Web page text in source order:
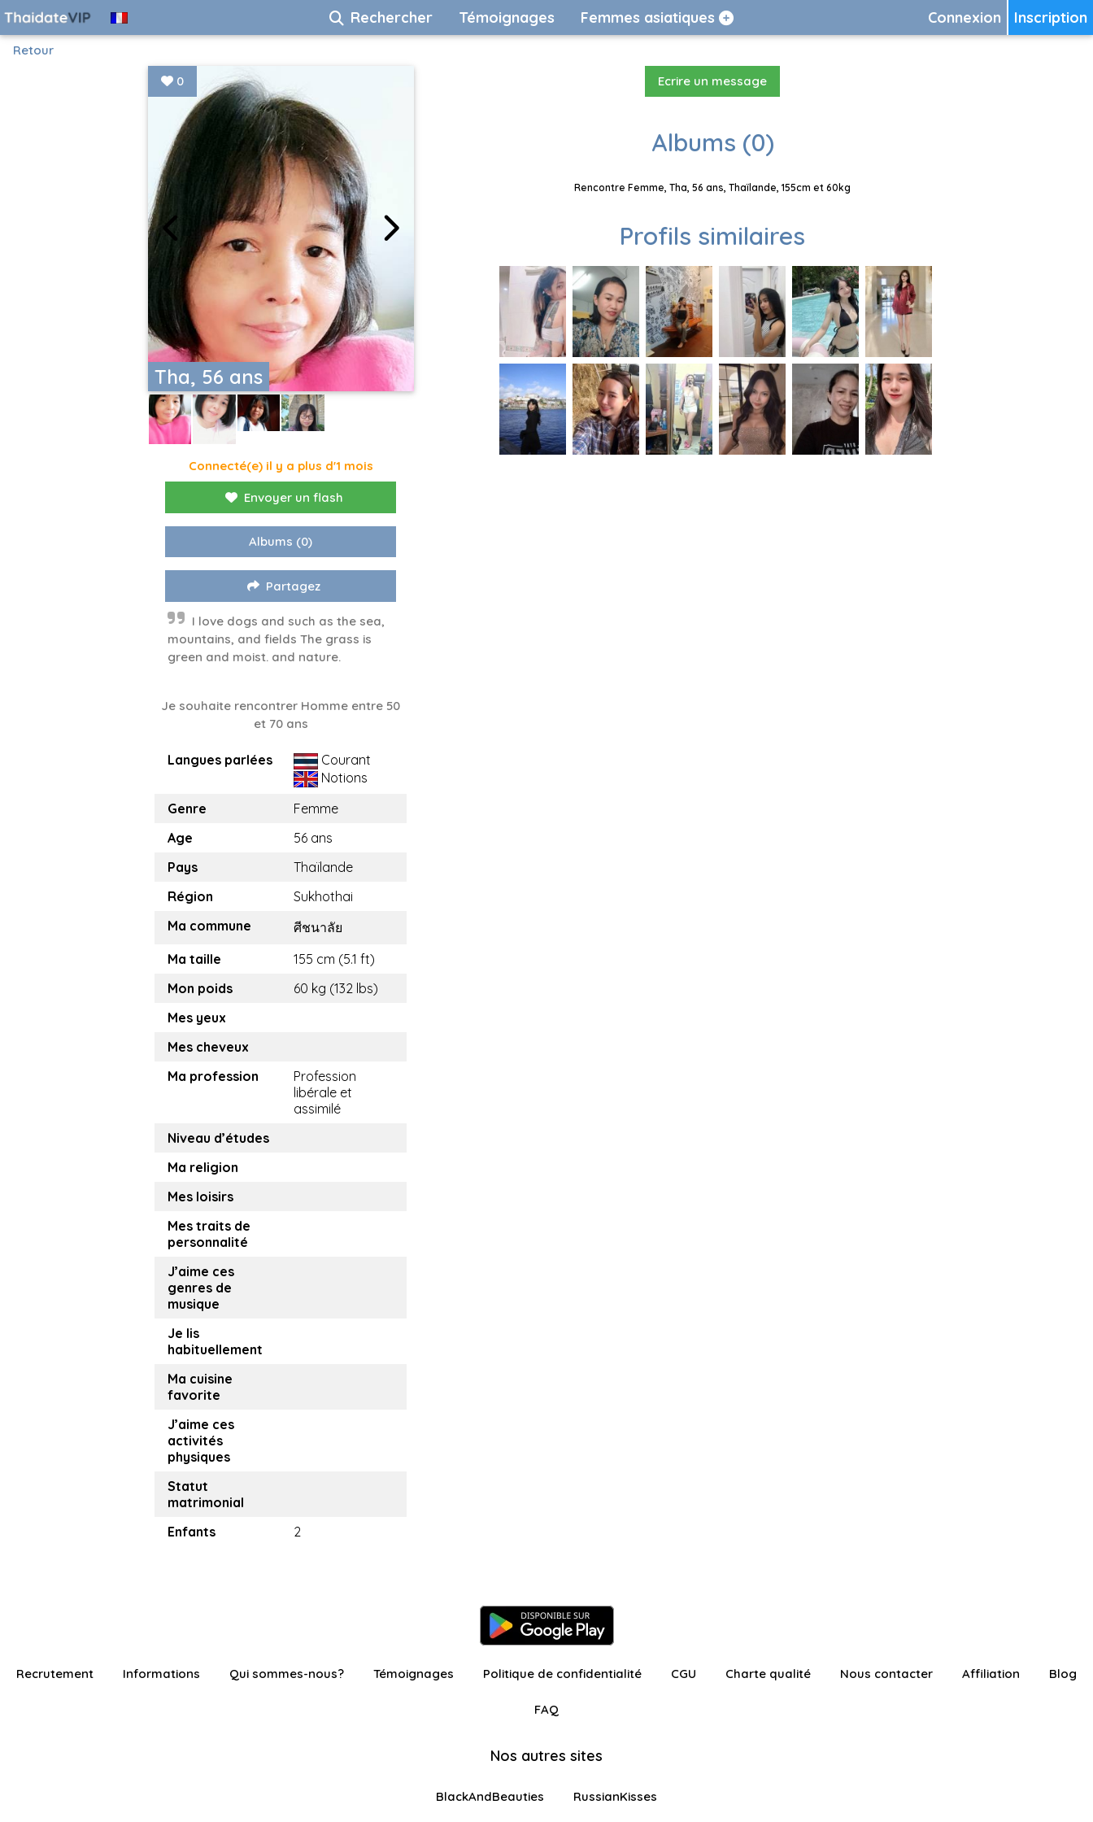
Inscription
Connexion
Rechercher Témoignages Femmes asiatiques
Retour
Tha, 56 ans
0
Connecté(e) il y a plus d'1 mois
Envoyer un flash
Albums (0)
Partagez
I love dogs and such as the sea,
mountains, and fields The grass is
green and moist. and nature.
Je souhaite rencontrer Homme entre 50
et 70 ans
Langues parlées
Courant
Notions
Genre
Femme
Age
56 ans
Pays
Thaïlande
Région
Sukhothai
Ma commune
ศีชนาลัย
Ma taille
155 cm (5.1 ft)
Mon poids
60 kg (132 lbs)
Mes yeux
Mes cheveux
Ma profession
Profession
libérale et
assimilé
Niveau d’études
Ma religion
Mes loisirs
Mes traits de
personnalité
J’aime ces
genres de
musique
Je lis
habituellement
Ma cuisine
favorite
J’aime ces
activités
physiques
Statut
matrimonial
Enfants
2
Ecrire un message
Albums (0)
Rencontre Femme, Tha, 56 ans, Thaïlande, 155cm et 60kg
Profils similaires
Recrutement Informations Qui sommes-nous? Témoignages Politique de confidentialité CGU Charte qualité Nous contacter Affiliation Blog
FAQ
Nos autres sites
BlackAndBeauties RussianKisses